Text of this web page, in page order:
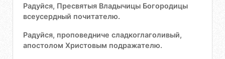
Радуйся, Пресвятыя Владычицы Богородицы
всеусердный почитателю.
Радуйся, проповедниче сладкоглаголивый,
апостолом Христовым подражателю.